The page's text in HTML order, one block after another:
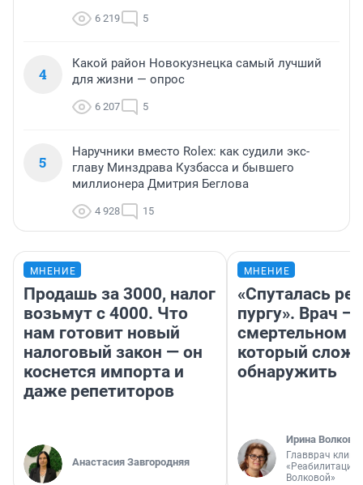
6 219 5
4
Какой район Новокузнецка самый лучший
для жизни — опрос
6 207 5
5
Наручники вместо Rolex: как судили экс-
главу Минздрава Кузбасса и бывшего
миллионера Дмитрия Беглова
4 928 15
МНЕНИЕ
Продашь за 3000, налог
возьмут с 4000. Что
нам готовит новый
налоговый закон — он
коснется импорта и
даже репетиторов
Анастасия Завгородняя
МНЕНИЕ
«Спуталась
пургу». Врач —
смертельном
который
обнаружить
Ирина Волкова
Главврач
«Реабилитация
Волковой»